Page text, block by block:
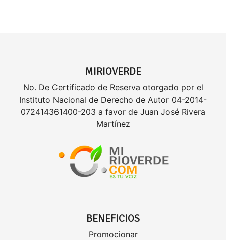
MIRIOVERDE
No. De Certificado de Reserva otorgado por el
Instituto Nacional de Derecho de Autor 04-2014-
072414361400-203 a favor de Juan José Rivera
Martínez
BENEFICIOS
Promocionar